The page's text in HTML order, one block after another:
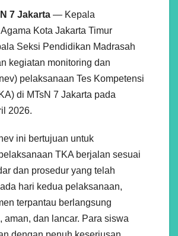
7 Jakarta — Kepala
Kota Jakarta Timur
Seksi Pendidikan Madrasah
kegiatan monitoring dan
pelaksanaan Tes Kompetensi
di MTsN 7 Jakarta pada
2026.
ini bertujuan untuk
TKA berjalan sesuai
dan prosedur yang telah
hari kedua pelaksanaan,
terpantau berlangsung
aman, dan lancar. Para siswa